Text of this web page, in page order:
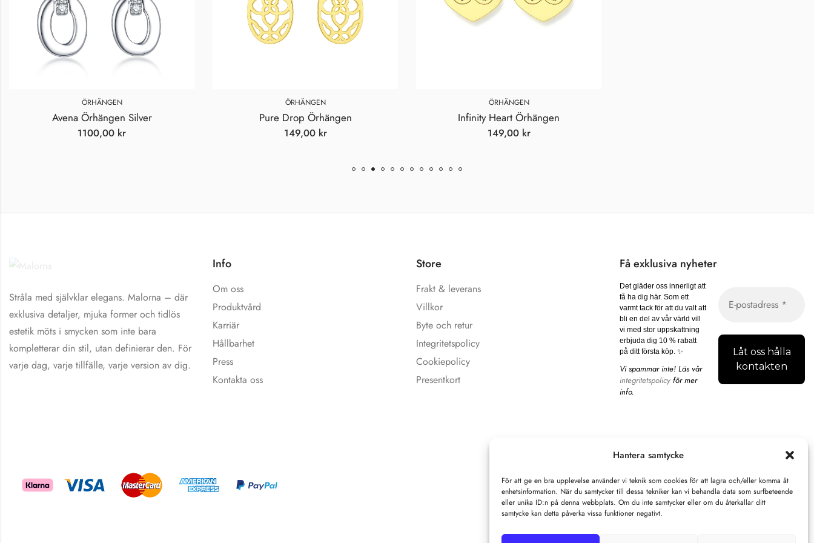
Hantera samtycke
För att ge en bra upplevelse använder vi teknik som cookies för att lagra och/eller komma åt
enhetsinformation. När du samtycker till dessa tekniker kan vi behandla data som surfbeteende
eller unika ID:n på denna webbplats. Om du inte samtycker eller om du återkallar ditt
samtycke kan detta påverka vissa funktioner negativt.
ÖRHÄNGEN
Avena Örhängen Silver
1100,00kr
ÖRHÄNGEN
Pure Drop Örhängen
149,00kr
ÖRHÄNGEN
Infinity Heart Örhängen
149,00kr
Stråla med självklar elegans. Malorna – där
exklusiva detaljer, mjuka former och tidlös
estetik möts i smycken som inte bara
kompletterar din stil, utan definierar den. För
varje dag, varje tillfälle, varje version av dig.
Info
Om oss
Produktvård
Karriär
Hållbarhet
Press
Kontakta oss
Store
Frakt & leverans
Villkor
Byte och retur
Integritetspolicy
Cookiepolicy
Presentkort
Få exklusiva nyheter
Det gläder oss innerligt att
få ha dig här. Som ett
varmt tack för att du valt att
bli en del av vår värld vill
vi med stor uppskattning
erbjuda dig 10 % rabatt
på ditt första köp. ✨
Vi spammar inte! Läs vår
integritetspolicy för mer
info.
Malorna © 2026 by All Rights Reserved.